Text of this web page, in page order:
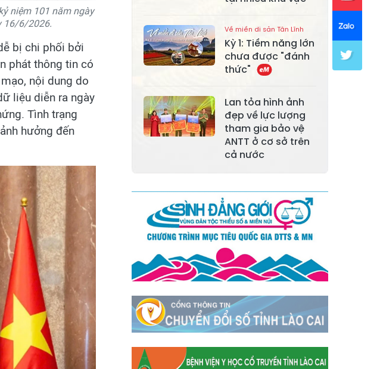
niệm 101 năm ngày
16/6/2026.
bị chi phối bởi
phát thông tin có
nội dung do
liệu diễn ra ngày
Tình trạng
hưởng đến
Xã Mường Lai
Xã Cảm Nhân
Xã Yên Thành
Xã Thác Bà
Xã Trấn Yên
Xã Hưng
Khánh
Xã Việt Hồng
Xã Hợp Thành
Xã Phong Hải
Xã Xuân
Xã Bảo Thắng
Xã Tằng Loỏng
Xã Gia Phú
Xã Mường
Hum
Xã Dền Sáng
Xã Y Tý
Xã A Mú Sung
Xã Trịnh Tường
Xã Nậm Chày
Về miền di sản Tân Lĩnh
Kỳ 1: Tiềm năng lớn
chưa được "đánh
thức"
Lan tỏa hình ảnh
đẹp về lực lượng
tham gia bảo vệ
ANTT ở cơ sở trên
cả nước